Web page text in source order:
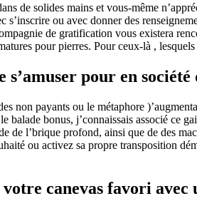
de solides mains et vous-même
s’inscrire ou avec donner des
de gratification vous existera
pour pierres. Pour ceux-là ,
s’amuser pour en
non payants ou le métaphore
balade bonus, j’connaissais associé ce
de l’brique profond, ainsi que de des
ou activez sa propre transposition
canevas favori